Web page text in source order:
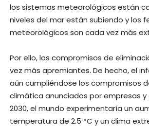
los sistemas meteorológicos están
niveles del mar están subiendo y los
meteorológicos son cada vez más
Por ello, los compromisos de
vez más apremiantes. De hecho, el
aún cumpliéndose los compromisos
climática anunciados por empresas y
2030, el mundo experimentaría un
temperatura de 2.5 °C y un clima